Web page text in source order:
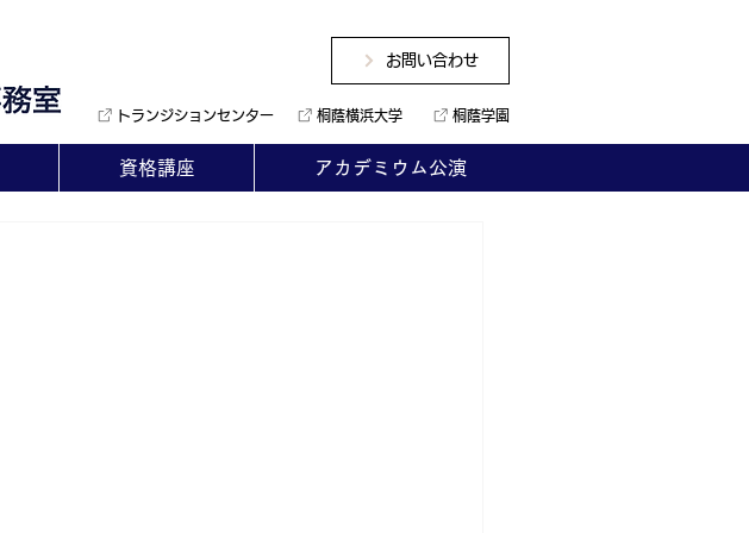
お問い合わせ
トランジションセンター 桐蔭横浜大学 桐蔭学園
資格講座 アカデミウム公演